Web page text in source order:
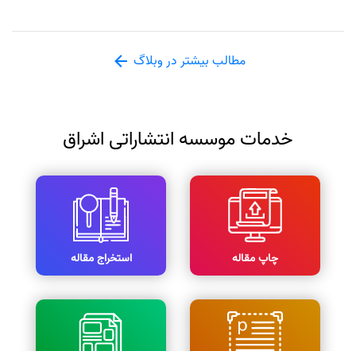
مطالب بیشتر در وبلاگ
خدمات موسسه انتشاراتی اشراق
چاپ مقاله استخراج مقاله